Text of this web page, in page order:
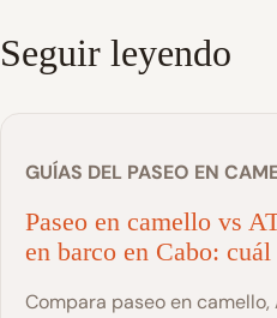
Seguir leyendo
GUÍAS DEL PASEO EN
Paseo en camello vs
en barco en Cabo:
Compara paseo en